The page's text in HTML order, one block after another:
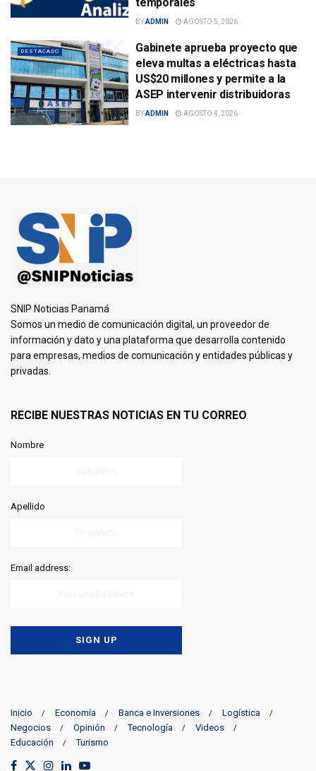
BYADMIN AGOSTO 5, 2026
DESTACADO
Gabinete aprueba proyecto que
eleva multas a eléctricas hasta
US$20 millones y permite a la
ASEP intervenir distribuidoras
BYADMIN AGOSTO 4, 2026
SNIP Noticias Panamá
Somos un medio de comunicación digital, un proveedor de
información y dato y una plataforma que desarrolla contenido
para empresas, medios de comunicación y entidades públicas y
privadas.
RECIBE NUESTRAS NOTICIAS EN TU CORREO
Nombre
Apellido
Email address:
Inicio Economía Banca e Inversiones
Logística
Negocios
Opinión Tecnología
Videos
Educación
Turismo